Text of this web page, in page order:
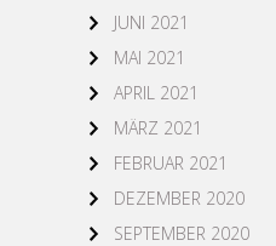
JUNI 2021
MAI 2021
APRIL 2021
MÄRZ 2021
FEBRUAR 2021
DEZEMBER 2020
SEPTEMBER 2020